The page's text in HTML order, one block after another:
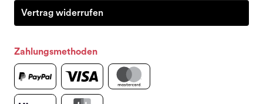
Vertrag widerrufen
Zahlungsmethoden